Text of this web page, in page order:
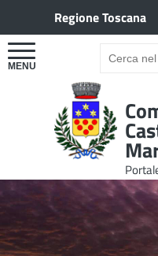
Regione Toscana